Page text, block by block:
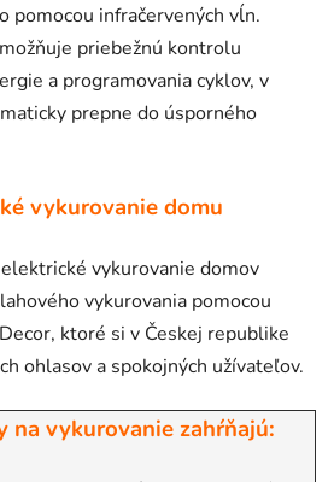
pomocou infračervených vĺn.
priebežnú kontrolu
a programovania cyklov, v
prepne do úsporného
vykurovanie domu
vykurovanie domov
vykurovania pomocou
ktoré si v Českej republike
ohlasov a spokojných užívateľov.
na vykurovanie zahŕňajú: